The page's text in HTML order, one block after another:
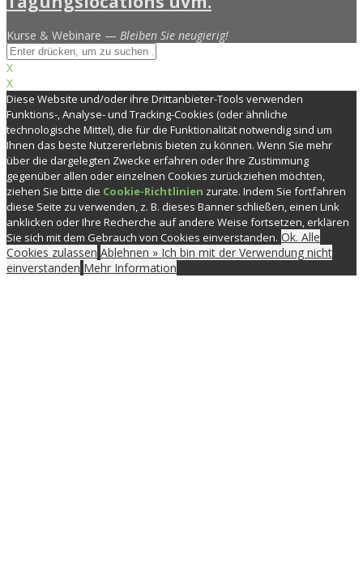
Kurse & Webinare — Bleiben Sie neugierig!
X
X
Diese Website und/oder ihre Drittanbieter-Tools verwenden
Funktions-, Analyse- und Tracking-Cookies (oder ähnliche
technologische Mittel), die für die Funktionalität notwendig sind um
Ihnen das beste Nutzererlebnis bieten zu können. Wenn Sie mehr
über die dargelegten Zwecke erfahren oder Ihre Zustimmung
gegenüber allen oder einzelnen Cookies zurückziehen möchten,
ziehen Sie bitte die Cookie-Richtlinien zurate. Indem Sie fortfahren
diese Seite zu verwenden, z. B. dieses Banner schließen, einen Link
anklicken oder Ihre Recherche auf andere Weise fortsetzen, erklären
Sie sich mit dem Gebrauch von Cookies einverstanden. Ok. Alle
Cookies zulassen Ablehnen » Ich bin mit der Verwendung nicht
einverstanden Mehr Information